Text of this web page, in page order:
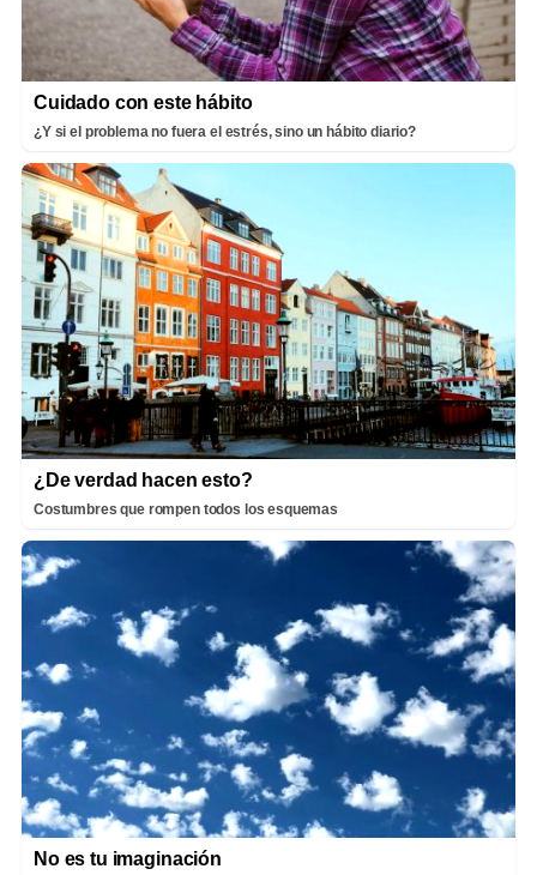
Cuidado con este hábito
¿Y si el problema no fuera el estrés, sino un hábito diario?
¿De verdad hacen esto?
Costumbres que rompen todos los esquemas
No es tu imaginación